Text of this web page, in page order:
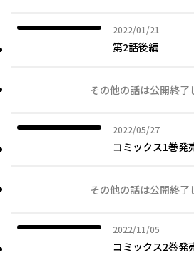
2022/01/21
2022年01月21日
第2話後編
その他の話は公開終了
2022/05/27
2022年05月27日
コミックス1巻発
その他の話は公開終了
2022/11/05
2022年11月05日
コミックス2巻発